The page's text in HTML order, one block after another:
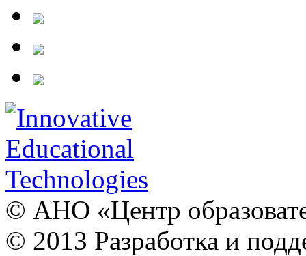
© АНО «Центр
© 2013 Разработка и